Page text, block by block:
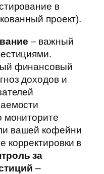
в
проект).
– важный
финансовый
доходов и
мониторите
вашей кофейни
корректировки в
за
–